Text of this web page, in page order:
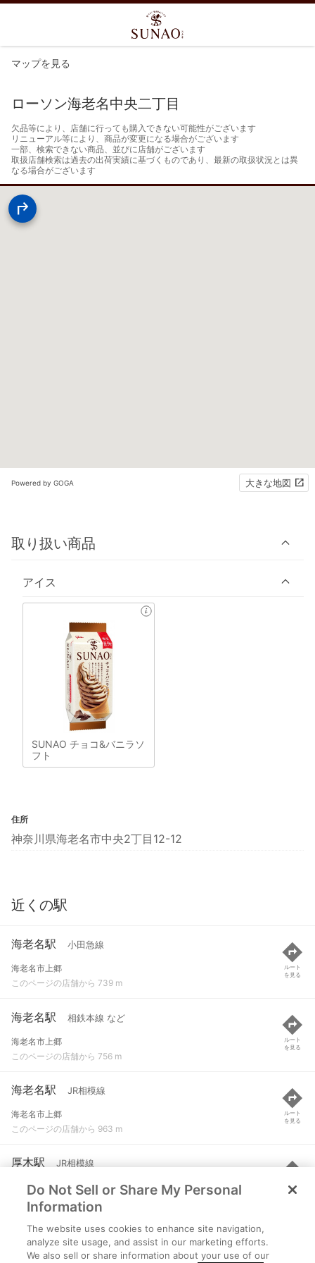
マップを見る
ローソン海老名中央二丁目
欠品等により、店舗に行っても購入できない可能性がございます
リニューアル等により、商品が変更になる場合がございます
一部、検索できない商品、並びに店舗がございます
取扱店舗検索は過去の出荷実績に基づくものであり、最新の取扱状況とは異
なる場合がございます
Powered by GOGA 大きな地図
取り扱い商品
アイス
SUNAO チョコ&バニラソ
フト
住所
神奈川県海老名市中央2丁目12-12
近くの駅
海老名駅 小田急線
海老名市上郷
このページの店舗から 739 m
ルート
を見る
海老名駅 相鉄本線 など
海老名市上郷
このページの店舗から 756 m
ルート
を見る
海老名駅 JR相模線
海老名市上郷
このページの店舗から 963 m
ルート
を見る
厚木駅 JR相模線
海老名市河原口
このページの店舗から 1.6 km
ルート
を見る
厚木駅 小田急線
海老名市河原口
Do Not Sell or Share My Personal
Information
The website uses cookies to enhance site navigation,
analyze site usage, and assist in our marketing efforts.
We also sell or share information about your use of our